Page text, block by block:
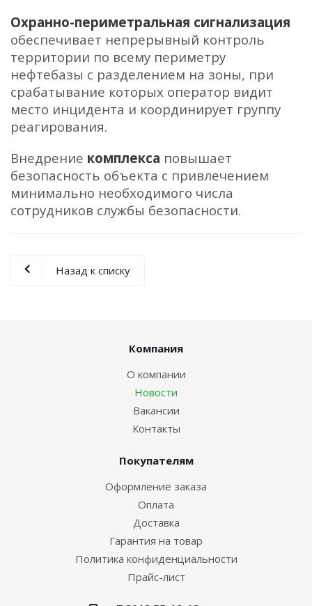
Охранно-периметральная сигнализация
обеспечивает непрерывный контроль
территории по всему периметру
нефтебазы с разделением на зоны, при
срабатывание которых оператор видит
место инцидента и координирует группу
реагирования.
Внедрение комплекса повышает
безопасность объекта с привлечением
минимально необходимого числа
сотрудников службы безопасности.
Назад к списку
Компания
О компании
Новости
Вакансии
Контакты
Покупателям
Оформление заказа
Оплата
Доставка
Гарантия на товар
Политика конфиденциальности
Прайс-лист